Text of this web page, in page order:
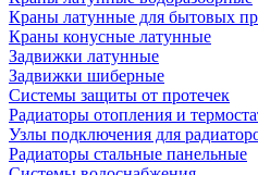
Краны латунные для бытовых
Краны конусные латунные
Задвижки латунные
Задвижки шиберные
Системы защиты от протечек
Радиаторы отопления и
Узлы подключения для
Радиаторы стальные панельные